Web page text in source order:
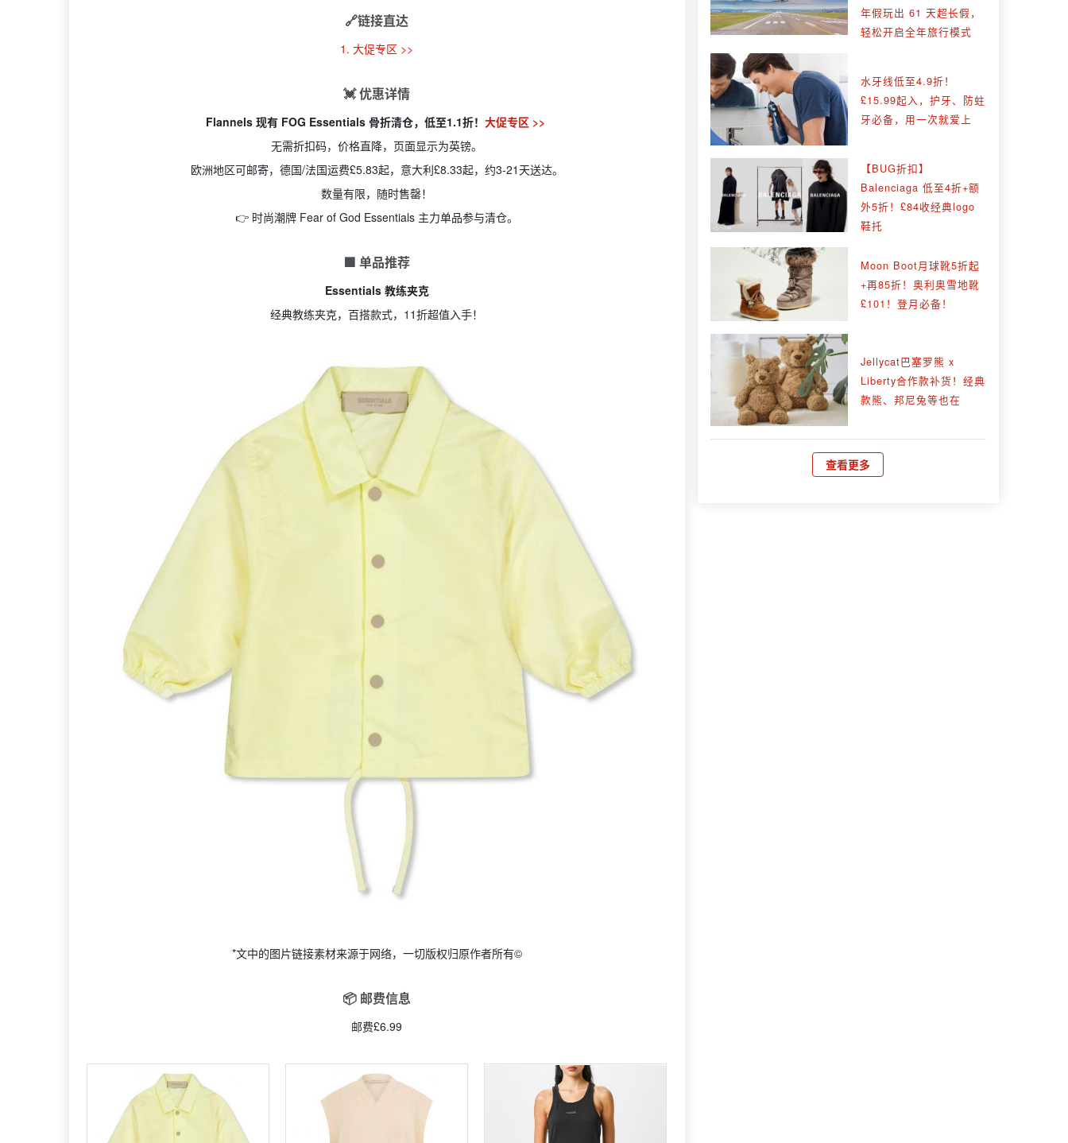
🔗链接直达
1. 大促专区 >>
💓 优惠详情
Flannels 现有 FOG Essentials 骨折清仓，低至1.1折！ 大促专区 >>
无需折扣码，价格直降，页面显示为英镑。
欧洲地区可邮寄，德国/法国运费£5.83起，意大利£8.33起，约3-21天送达。
数量有限，随时售罄！
👉 时尚潮牌 Fear of God Essentials 主力单品参与清仓。
🟩 单品推荐
Essentials 教练夹克
经典教练夹克，百搭款式，11折超值入手！
*文中的图片链接素材来源于网络，一切版权归原作者所有©
📦 邮费信息
邮费£6.99
年假玩出 61 天超长假，
轻松开启全年旅行模式
水牙线低至4.9折！
£15.99起入，护牙、防蛀
牙必备，用一次就爱上
【BUG折扣】
Balenciaga 低至4折+额
外5折！£84收经典logo
鞋托
Moon Boot月球靴5折起
+再85折！奥利奥雪地靴
£101！登月必备！
Jellycat巴塞罗熊 x
Liberty合作款补货！经典
款熊、邦尼兔等也在
查看更多